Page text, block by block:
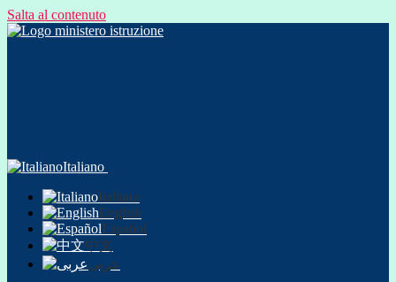
Salta al contenuto
Italiano
Italiano
English
Español
中文
عربى